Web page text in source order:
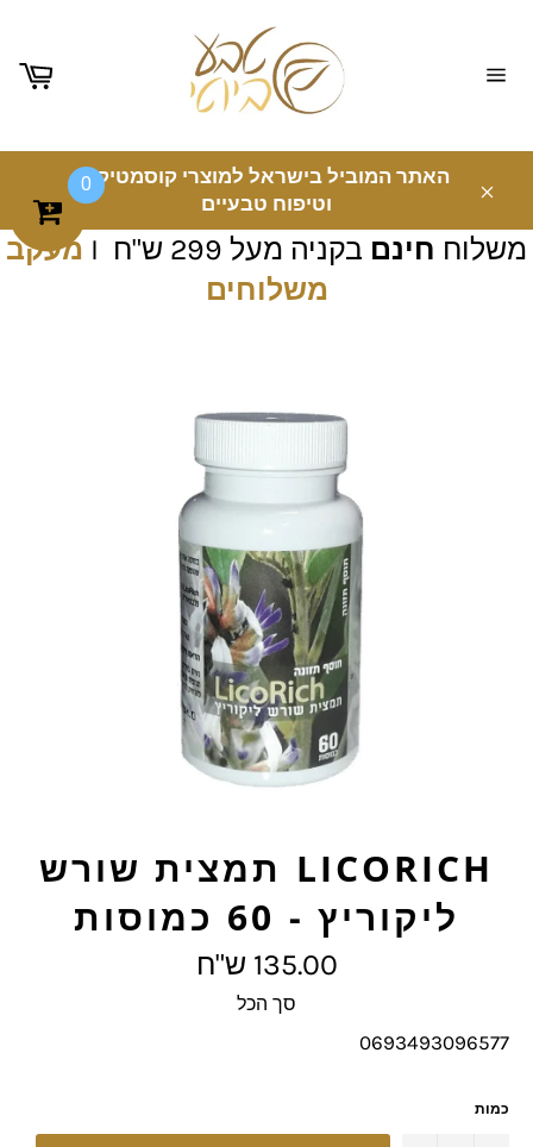
האתר המוביל בישראל למוצרי קוסמטיקה
וטיפוח טבעיים
משלוח חינם בקניה מעל 299 ש"ח I
מעקב
משלוחים
LICORICH תמצית שורש
ליקוריץ - 60 כמוסות
מחיר
מלא
135.00 ש"ח
סך הכל
0693493096577
כמות
0